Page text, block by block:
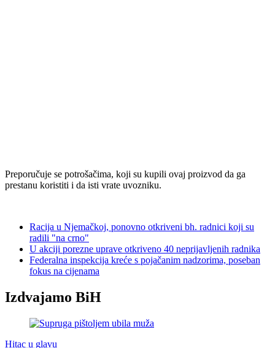
Preporučuje se potrošačima, koji su kupili ovaj proizvod da ga
prestanu koristiti i da isti vrate uvozniku.
Racija u Njemačkoj, ponovno otkriveni bh. radnici koji su
radili "na crno"
U akciji porezne uprave otkriveno 40 neprijavljenih radnika
Federalna inspekcija kreće s pojačanim nadzorima, poseban
fokus na cijenama
Izdvajamo BiH
Hitac u glavu